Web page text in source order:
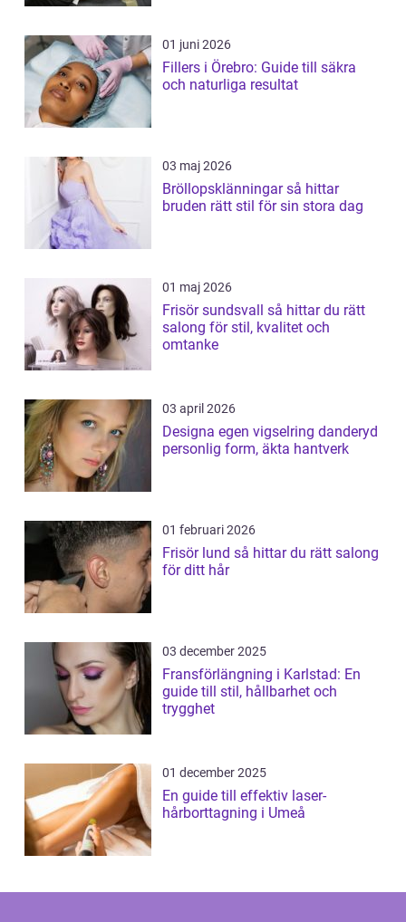
01 juni 2026
Fillers i Örebro: Guide till säkra
och naturliga resultat
03 maj 2026
Bröllopsklänningar så hittar
bruden rätt stil för sin stora dag
01 maj 2026
Frisör sundsvall så hittar du rätt
salong för stil, kvalitet och
omtanke
03 april 2026
Designa egen vigselring danderyd
personlig form, äkta hantverk
01 februari 2026
Frisör lund så hittar du rätt salong
för ditt hår
03 december 2025
Fransförlängning i Karlstad: En
guide till stil, hållbarhet och
trygghet
01 december 2025
En guide till effektiv laser-
hårborttagning i Umeå